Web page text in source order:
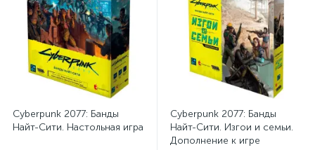
Cyberpunk 2077: Банды
Найт-Сити. Настольная игра
Cyberpunk 2077: Банды
Найт-Сити. Изгои и семьи.
Дополнение к игре